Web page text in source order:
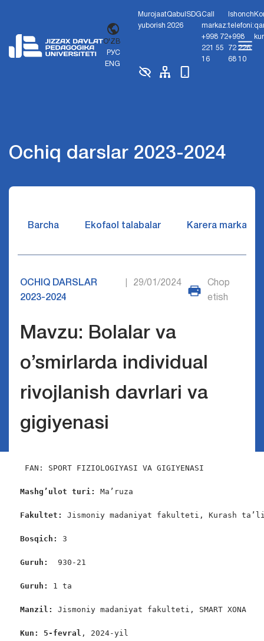
O'ZB
РУС
ENG
Murojaat
yuborish
Qabul
2026
SDGCall
markaz:
+998 72
221 55
16
Ishonch
telefoni:
+998
72 226
68 10
Ochiq darslar 2023-2024
Barcha Ekofaol talabalar Karera markazi
OCHIQ DARSLAR
2023-2024
29/01/2024
Chop
etish
Mavzu: Bolalar va
o’smirlarda individual
rivojlanish davrlari va
gigiyenasi
FAN: SPORT FIZIOLOGIYASI VA GIGIYENASI
Mashg’ulot turi: Ma’ruza
Fakultet: Jismoniy madaniyat fakulteti, Kurash
Bosqich: 3
Guruh: 930-21
Guruh: 1 ta
Manzil: Jismoniy madaniyat fakulteti, SMART XONA
Kun: 5 -fevral , 2024-yil